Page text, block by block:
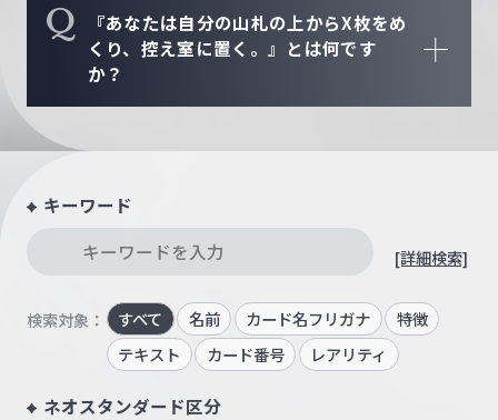
Q
『あなたは自分の山札の上からX枚をめ
くり、控え室に置く。』とは何です
か？
キーワード
[詳細検索]
検索対象： すべて 名前 カード名フリガナ
特徴
テキスト
カード番号 レアリティ
ネオスタンダード区分